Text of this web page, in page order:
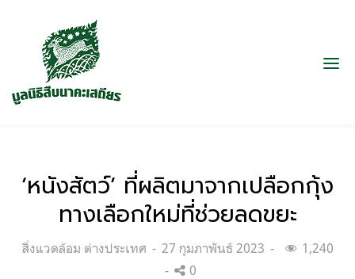
‘หนังสัตว์’ ที่ผลิตมาจากเปลือกกุ้ง
ทางเลือกใหม่ที่ช่วยลดขยะ
Categories:
สิ่งแวดล้อม ต่างประเทศ
Posted
on
27 กุมภาพันธ์ 2023
1,240
0